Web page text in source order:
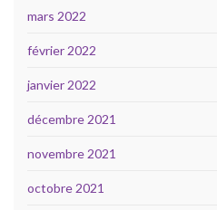
mars 2022
février 2022
janvier 2022
décembre 2021
novembre 2021
octobre 2021